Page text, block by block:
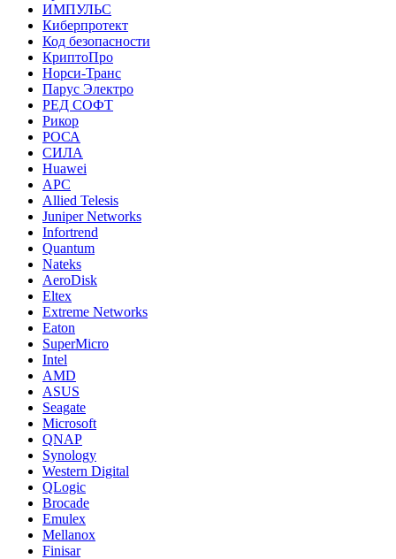
ИМПУЛЬС
Киберпротект
Код безопасности
КриптоПро
Норси-Транс
Парус Электро
РЕД СОФТ
Рикор
РОСА
СИЛА
Huawei
APC
Allied Telesis
Juniper Networks
Infortrend
Quantum
Nateks
AeroDisk
Eltex
Extreme Networks
Eaton
SuperMicro
Intel
AMD
ASUS
Seagate
Microsoft
QNAP
Synology
Western Digital
QLogic
Brocade
Emulex
Mellanox
Finisar